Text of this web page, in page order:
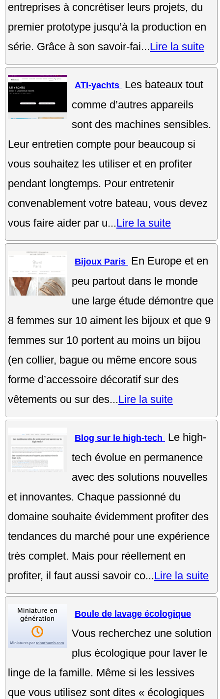
entreprises à concrétiser leurs projets, du
premier prototype jusqu’à la production en
série. Grâce à son savoir-fai...Lire la suite
ATI-yachts Les bateaux tout
comme d’autres appareils
sont des machines sensibles.
Leur entretien compte pour beaucoup si
vous souhaitez les utiliser et en profiter
pendant longtemps. Pour entretenir
convenablement votre bateau, vous devez
vous faire aider par u...Lire la suite
Bijoux Paris En Europe et en
peu partout dans le monde
une large étude démontre que
8 femmes sur 10 aiment les bijoux et que 9
femmes sur 10 portent au moins un bijou
(en collier, bague ou même encore sous
forme d’accessoire décoratif sur des
vêtements ou sur des...Lire la suite
Blog sur le high-tech
Le high-
tech évolue en permanence
avec des solutions nouvelles
et innovantes. Chaque passionné du
domaine souhaite évidemment profiter des
tendances du marché pour une expérience
très complet. Mais pour réellement en
profiter, il faut aussi savoir co...Lire la suite
Boule de lavage écologique
Vous recherchez une solution
plus écologique pour laver le
linge de la famille. Même si les lessives
que vous utilisez sont dites « écologiques